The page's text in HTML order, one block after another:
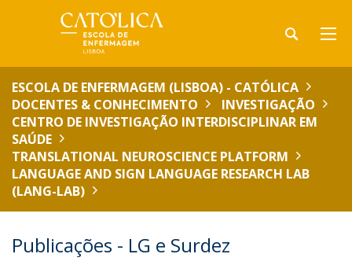
ESCOLA DE ENFERMAGEM (LISBOA) - CATÓLICA
DOCENTES & CONHECIMENTO
INVESTIGAÇÃO
CENTRO DE INVESTIGAÇÃO INTERDISCIPLINAR EM
SAÚDE
TRANSLATIONAL NEUROSCIENCE PLATFORM
LANGUAGE AND SIGN LANGUAGE RESEARCH LAB
(LANG-LAB)
Publicações - LG e Surdez